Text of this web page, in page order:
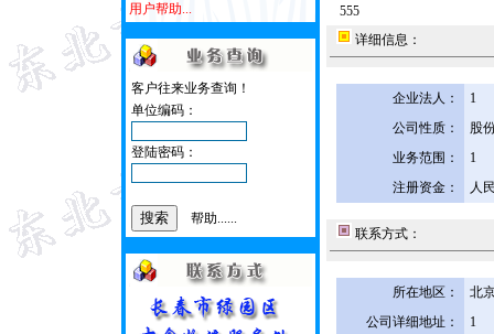
用户帮助...
客户往来业务查询！
单位编码：
登陆密码：
帮助......
555
详细信息：
企业法人：
1
公司性质：
股
业务范围：
1
注册资金：
人
联系方式：
所在地区：
北
公司详细地址：
1